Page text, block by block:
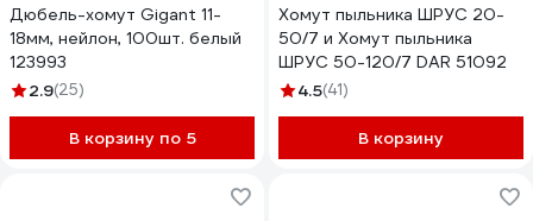
Дюбель-хомут Gigant 11-
18мм, нейлон, 100шт. белый
123993
2.9(25)
В корзину по 5
Хомут пыльника ШРУС 20-
50/7 и Хомут пыльника
ШРУС 50-120/7 DAR 51092
4.5(41)
В корзину